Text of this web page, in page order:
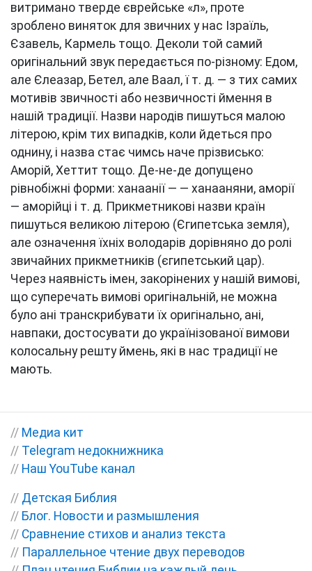
витримано тверде єврейське «л», проте
зроблено виняток для звичних у нас Ізраїль,
Єзавель, Кармель тощо. Деколи той самий
оригінальний звук передається по-різному: Едом,
але Єлеазар, Бетел, але Ваал, ї т. д. — з тих самих
мотивів звичності або незвичності ймення в
нашій традиції. Назви народів пишуться малою
літерою, крім тих випадків, коли йдеться про
однину, і назва стає чимсь наче прізвисько:
Аморій, Хеттит тощо. Де-не-де допущено
рівнобіжні форми: ханаанії — — ханааняни, аморії
— аморійці і т. д. Прикметникові назви країн
пишуться великою літерою (Єгипетська земля),
але означення їхніх володарів дорівняно до ролі
звичайних прикметників (єгипетський цар).
Через наявність імен, закорінених у нашій вимові,
що суперечать вимові оригінальній, не можна
було ані транскрибувати їх оригінально, ані,
навпаки, достосувати до українізованої вимови
колосальну решту ймень, які в нас традиції не
мають.
// Медиа кит
// Telegram недокнижника
// Наш YouTube канал
// Детская Библия
// Блог. Новости и размышления
// Сравнение стихов и анализ текста
// Параллельное чтение двух переводов